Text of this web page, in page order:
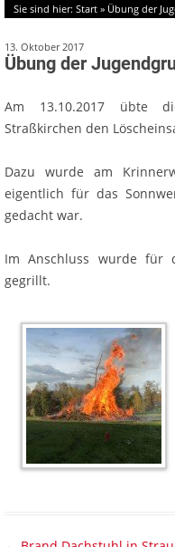
Sie sind hier: Start » Übung der
13. Oktober 2017
Übung der
Am 13.10.2017 übte
Straßkirchen den
Dazu wurde am
eigentlich für das
gedacht war.
Im Anschluss wurde für
gegrillt.